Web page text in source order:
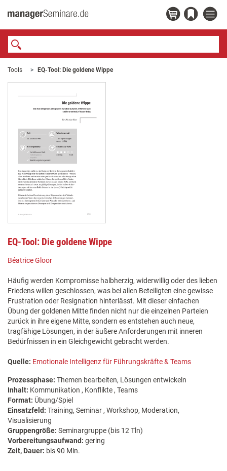
Tools EQ-Tool: Die goldene Wippe
EQ-Tool: Die goldene Wippe
Béatrice Gloor
Häufig werden Kompromisse halbherzig, widerwillig oder des lieben
Friedens willen geschlossen, was bei allen Beteiligten eine gewisse
Frustration oder Resignation hinterlässt. Mit dieser einfachen
Übung der goldenen Mitte finden nicht nur die einzelnen Parteien
zurück in ihre eigene Mitte, sondern es entstehen auch neue,
tragfähige Lösungen, in der äußere Anforderungen mit inneren
Bedürfnissen in ein Gleichgewicht gebracht werden.
Quelle: Emotionale Intelligenz für Führungskräfte & Teams
Prozessphase: Themen bearbeiten, Lösungen entwickeln
Inhalt: Kommunikation , Konflikte , Teams
Format: Übung/Spiel
Einsatzfeld: Training, Seminar , Workshop, Moderation,
Visualisierung
Gruppengröße: Seminargruppe (bis 12 Tln)
Vorbereitungsaufwand: gering
Zeit, Dauer: bis 90 Min.